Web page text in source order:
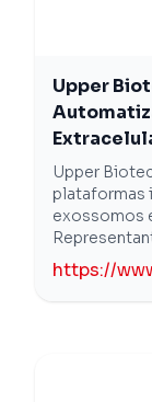
Upper
Upper
plataformas
exossomos
https://